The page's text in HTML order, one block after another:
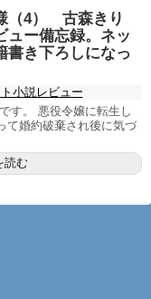
（4） 古森きり
ュー備忘録。ネッ
書き下ろしになっ
小説レビュー
す。 悪役令嬢に転生し
て婚約破棄され後に気づ
読む